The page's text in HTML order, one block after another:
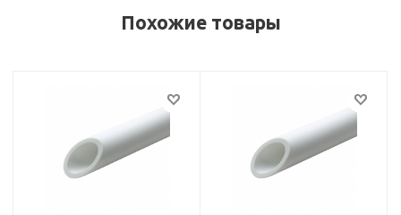
Похожие товары